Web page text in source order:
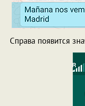
Справа появится